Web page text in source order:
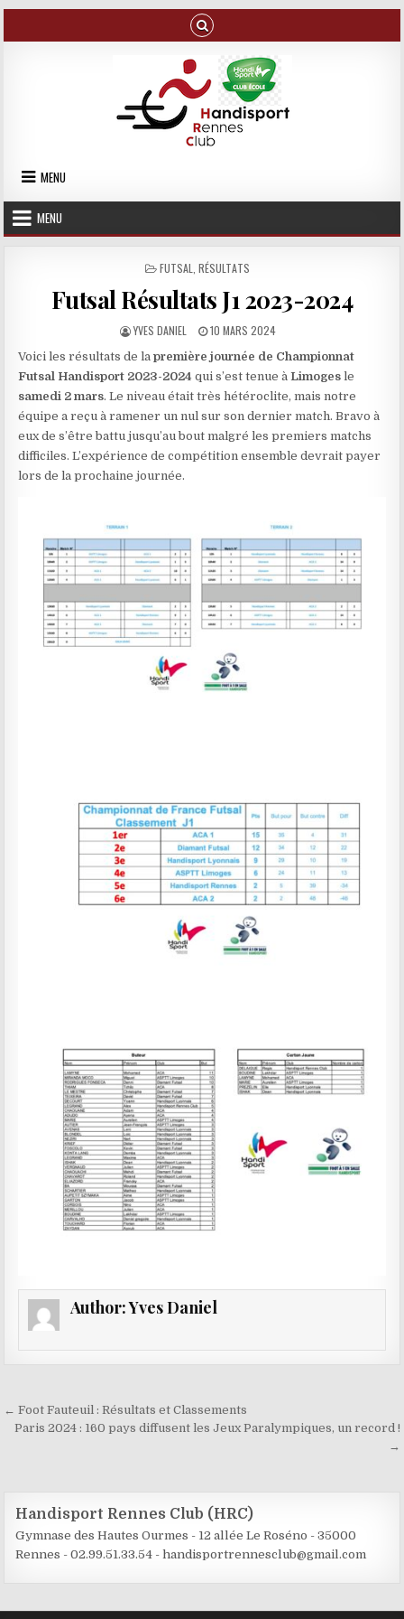
MENU
MENU
POSTED IN
FUTSAL RÉSULTATS
Futsal Résultats J1 2023-2024
AUTHOR:
YVES DANIEL PUBLISHED DATE:
10 MARS 2024
Voici les résultats de lapremière journée de Championnat
Futsal Handisport 2023-2024 qui s’est tenue àLimoges le
samedi 2 mars. Le niveau était très hétéroclite, mais notre
équipe a reçu à ramener un nul sur son dernier match. Bravo à
eux de s’être battu jusqu’au bout malgré les premiers matchs
difficiles. L’expérience de compétition ensemble devrait payer
lors de la prochaine journée.
Author:Yves Daniel
Navigation de l’article
← Foot Fauteuil : Résultats et Classements
Paris 2024 : 160 pays diffusent les Jeux Paralympiques, un record !
→
Handisport Rennes Club (HRC)
Gymnase des Hautes Ourmes - 12 allée Le Roséno -35000
Rennes -02.99.51.33.54 - handisportrennesclub@gmail.com